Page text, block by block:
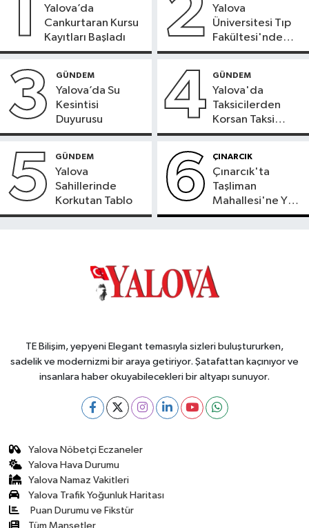
1
Yalova’da
Cankurtaran Kursu
Kayıtları Başladı
2
Yalova
Üniversitesi Tıp
Fakültesi'nde
Yeni Dönem
3 GÜNDEM
Yalova’da Su
Kesintisi
Duyurusu
4 GÜNDEM
Yalova'da
Taksicilerden
Korsan Taksi
Tepkisi
5 GÜNDEM
Yalova
Sahillerinde
Korkutan Tablo
6 ÇINARCIK
Çınarcık'ta
Taşliman
Mahallesi'ne Yeni
Ortak ATM
TE Bilişim, yepyeni Elegant temasıyla sizleri buluştururken,
sadelik ve modernizmi bir araya getiriyor. Şatafattan kaçınıyor ve
insanlara haber okuyabilecekleri bir altyapı sunuyor.
Yalova Nöbetçi Eczaneler
Yalova Hava Durumu
Yalova Namaz Vakitleri
Yalova Trafik Yoğunluk Haritası
Puan Durumu ve Fikstür
Tüm Manşetler